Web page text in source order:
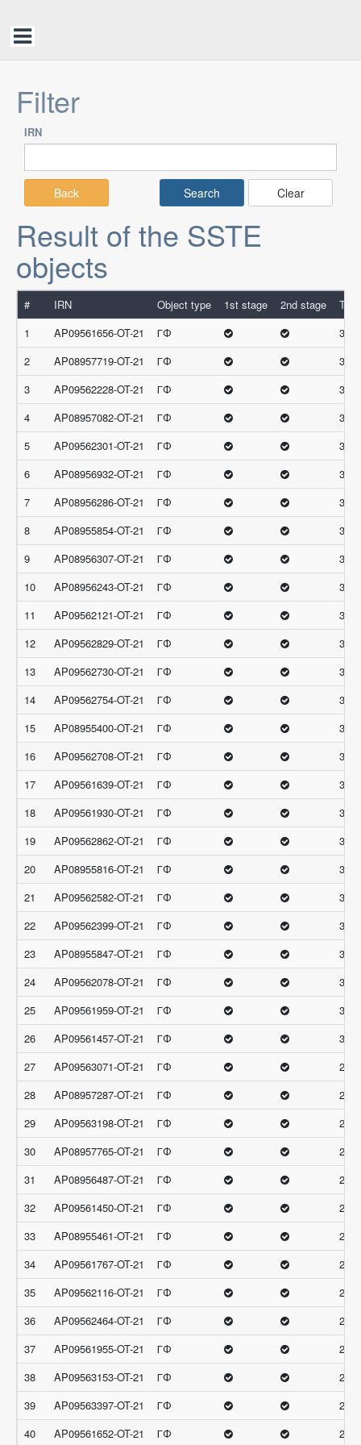
Filter
IRN
Back Clear
Result of the SSTE
objects
# IRN Object type 1st stage 2nd stage
1
AP09561656-OT-21 ГФ
2
AP08957719-OT-21 ГФ
3
AP09562228-OT-21 ГФ
4
AP08957082-OT-21 ГФ
5
AP09562301-OT-21 ГФ
6
AP08956932-OT-21 ГФ
32
7
AP08956286-OT-21 ГФ
32
8
AP08955854-OT-21 ГФ
9
AP08956307-OT-21 ГФ
10
AP08956243-OT-21 ГФ
11
AP09562121-OT-21 ГФ
12
AP09562829-OT-21 ГФ
13
AP09562730-OT-21 ГФ
31
14
AP09562754-OT-21 ГФ
31
15
AP08955400-OT-21 ГФ
31
16
AP09562708-OT-21 ГФ
17
AP09561639-OT-21 ГФ
18
AP09561930-OT-21 ГФ
19
AP09562862-OT-21 ГФ
20
AP08955816-OT-21 ГФ
21
AP09562582-OT-21 ГФ
22
AP09562399-OT-21 ГФ
23
AP08955847-OT-21 ГФ
30
24
AP09562078-OT-21 ГФ
30
25
AP09561959-OT-21 ГФ
30
26
AP09561457-OT-21 ГФ
30
27
AP09563071-OT-21 ГФ
28
AP08957287-OT-21 ГФ
29
AP09563198-OT-21 ГФ
30
AP08957765-OT-21 ГФ
31
AP08956487-OT-21 ГФ
32
AP09561450-OT-21 ГФ
33
AP08955461-OT-21 ГФ
34
AP09561767-OT-21 ГФ
35
AP09562116-OT-21 ГФ
36
AP09562464-OT-21 ГФ
37
AP09561955-OT-21 ГФ
38
AP09563153-OT-21 ГФ
39
AP09563397-OT-21 ГФ
40
AP09561652-OT-21 ГФ 29